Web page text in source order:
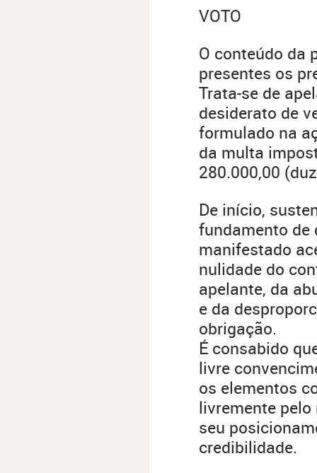
VOTO
O conteúdo da
presentes os
Trata-se de
desiderato de
formulado na
da multa
280.000,00
De início,
fundamento de
manifestado
nulidade do
apelante, da
e da
obrigação.
É consabido
livre
os elementos
livremente
seu
credibilidade.